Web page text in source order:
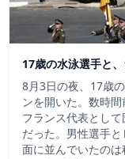
17歳の水泳選手と
8月3日の夜、17歳
ンを開いた。数時
フランス代表とし
だった。男性選手
面に並んでいたの